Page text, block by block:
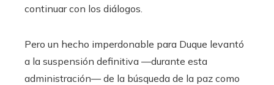
continuar con los diálogos.
Pero un hecho imperdonable para Duque levantó
a la suspensión definitiva —durante esta
administración— de la búsqueda de la paz como